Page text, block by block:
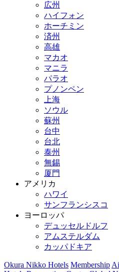
広州
ハイフォン
ホーチミン
済州
高雄
マカオ
マニラ
パラオ
プノンペン
上海
ソウル
蘇州
台中
台北
泰州
無錫
厦門
アメリカ
ハワイ
サンフランシスコ
ヨーロッパ
デュッセルドルフ
アムステルダム
カッパドキア
Okura Nikko Hotels Membership